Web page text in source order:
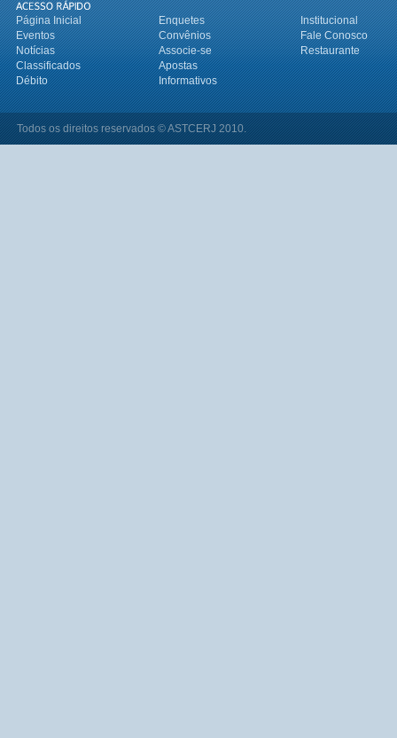
Página Inicial Enquetes
Institucional
Eventos
Convênios
Fale Conosco
Notícias
Associe-se
Restaurante
Classificados
Apostas
Débito
Informativos
Todos os direitos reservados © ASTCERJ 2010.